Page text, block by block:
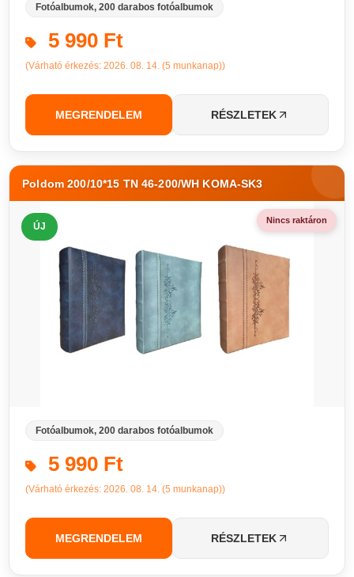
Fotóalbumok, 200 darabos fotóalbumok
5 990 Ft
(Várható érkezés: 2026. 08. 14. (5 munkanap))
MEGRENDELEM RÉSZLETEK
Poldom 200/10*15 TN 46-200/WH KOMA-SK3
ÚJ
Nincs raktáron
Fotóalbumok, 200 darabos fotóalbumok
5 990 Ft
(Várható érkezés: 2026. 08. 14. (5 munkanap))
MEGRENDELEM RÉSZLETEK